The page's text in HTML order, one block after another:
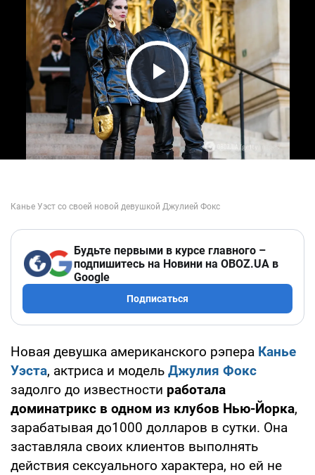
Play Video
Будьте первыми в курсе главного –
подпишитесь на Новини на OBOZ.UA в
Google
Подписаться
Новая девушка американского рэпера Канье
Уэста, актриса и модель Джулия Фокс
задолго до известности работала
доминатрикс в одном из клубов Нью-Йорка,
зарабатывая до1000 долларов в сутки. Она
заставляла своих клиентов выполнять
действия сексуального характера, но ей не